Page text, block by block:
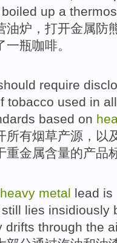
boiled up a
油炉 ， 打开金属防
一瓶咖啡。
require
tobacco used in all
based on
所有烟草产源 ， 以
重金属含量的产品
heavy metal lead is
lies insidiously
drifts through the